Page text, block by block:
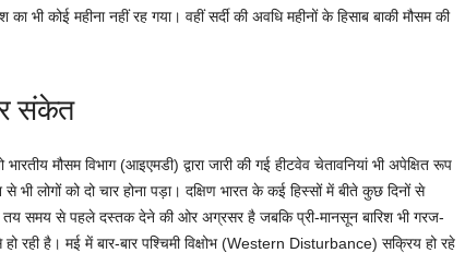
का भी कोई महीना नहीं रह गया। वहीं सर्दी की अवधि महीनों के हिसाब बाकी मौसम की
संकेत
मौसम विभाग (आइएमडी) द्वारा जारी की गई हीटवेव चेतावनियां भी अपेक्षित रूप
भी लोगों को दो चार होना पड़ा। दक्षिण भारत के कई हिस्सों में बीते कुछ दिनों से
तय समय से पहले दस्तक देने की ओर अग्रसर है जबकि प्री-मानसून बारिश भी गरज-
है। मई में बार-बार पश्चिमी विक्षोभ (Western Disturbance) सक्रिय हो रहे